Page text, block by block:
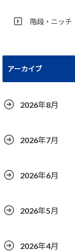
階段・ニッチ
アーカイブ
2026年8月
2026年7月
2026年6月
2026年5月
2026年4月